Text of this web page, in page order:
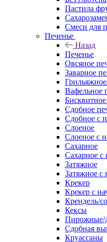
Пастила
Смеси для
Печенье
Назад
Печенье
Овсяное
Заварное
Вафельное
Сдобное
Сдобное с
Слоеное
Слоеное с
Сахарное
Сахарное с
Затяжное
Затяжное с
Крекер
Крекер с
Крендель/
Кексы
Пирожные/
Сдобная
Круассаны